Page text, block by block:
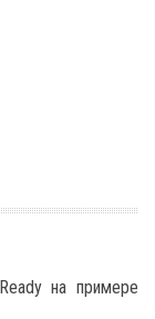
на примере